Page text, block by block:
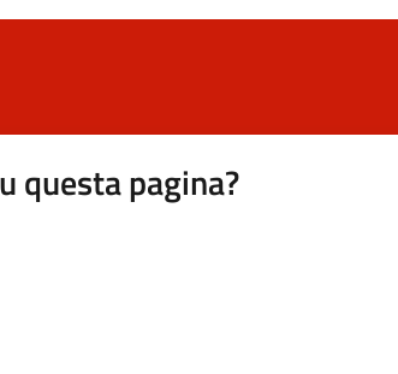
questa pagina?